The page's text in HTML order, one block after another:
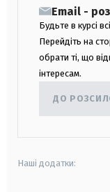
Email -
Будьте в курсі
Перейдіть на
обрати ті, що
інтересам.
ДО
Наші додатки: